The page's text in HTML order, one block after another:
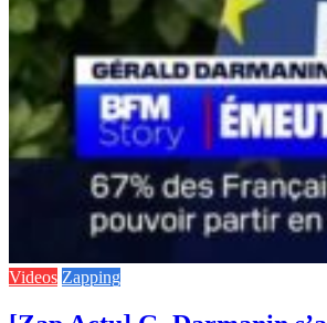
Videos Zapping